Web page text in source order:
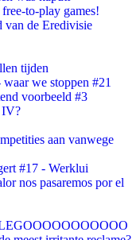
to-play games!
van de Eredivisie
tijden
we stoppen #21
voorbeeld #3
IV?
aan vanwege
#17 - Werklui
nos pasaremos por el